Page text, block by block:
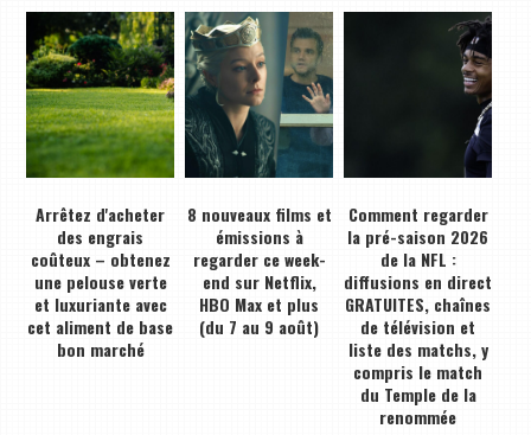
Arrêtez d'acheter
des engrais
coûteux – obtenez
une pelouse verte
et luxuriante avec
cet aliment de base
bon marché
8 nouveaux films et
émissions à
regarder ce week-
end sur Netflix,
HBO Max et plus
(du 7 au 9 août)
Comment regarder
la pré-saison 2026
de la NFL :
diffusions en direct
GRATUITES, chaînes
de télévision et
liste des matchs, y
compris le match
du Temple de la
renommée